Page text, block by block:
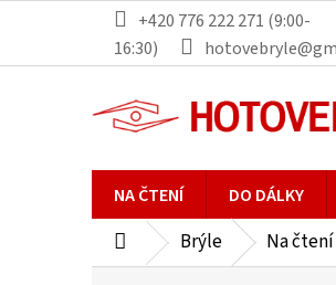
obsah
+420 776 222 271 (9:00-
16:30)
NA ČTENÍ DO DÁLKY
DomůBrýle Na čtení